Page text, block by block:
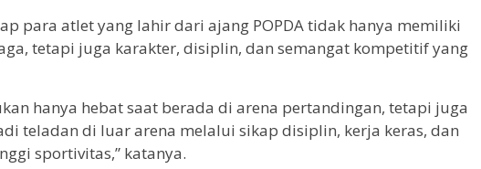
para atlet yang lahir dari ajang POPDA tidak hanya memiliki
tetapi juga karakter, disiplin, dan semangat kompetitif yang
hanya hebat saat berada di arena pertandingan, tetapi juga
teladan di luar arena melalui sikap disiplin, kerja keras, dan
sportivitas,” katanya.